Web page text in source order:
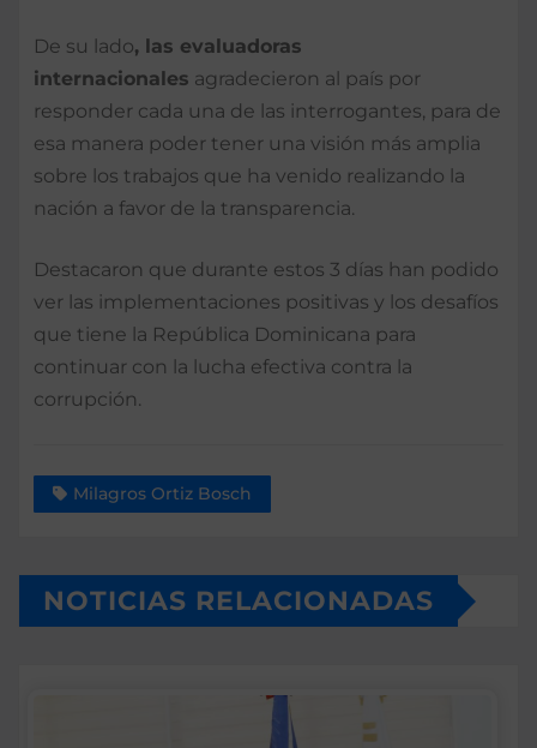
De su lado, las evaluadoras
internacionales agradecieron al país por
responder cada una de las interrogantes, para de
esa manera poder tener una visión más amplia
sobre los trabajos que ha venido realizando la
nación a favor de la transparencia.
Destacaron que durante estos 3 días han podido
ver las implementaciones positivas y los desafíos
que tiene la República Dominicana para
continuar con la lucha efectiva contra la
corrupción.
Milagros Ortiz Bosch
NOTICIAS RELACIONADAS